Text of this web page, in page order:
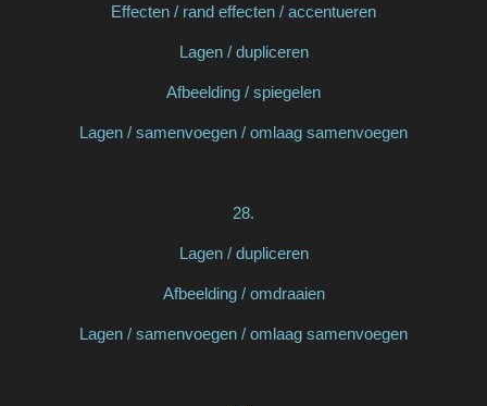
Effecten / rand effecten / accentueren
Lagen / dupliceren
Afbeelding / spiegelen
Lagen / samenvoegen / omlaag samenvoegen
28.
Lagen / dupliceren
Afbeelding / omdraaien
Lagen / samenvoegen / omlaag samenvoegen